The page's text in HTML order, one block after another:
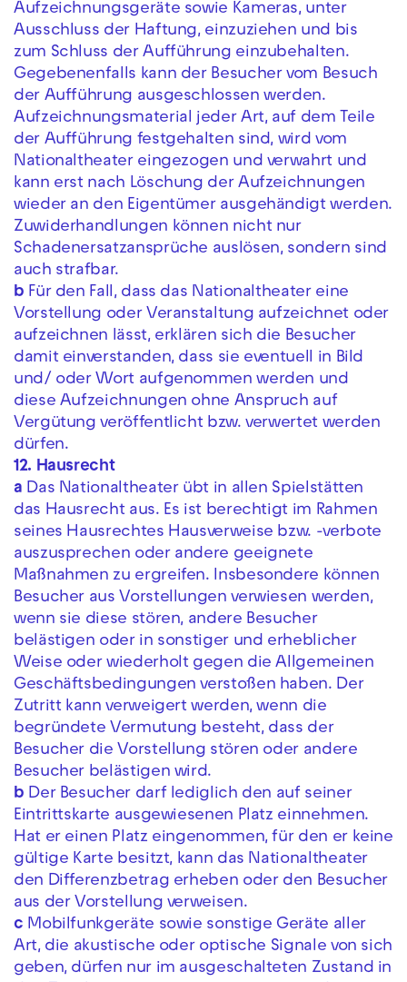
Aufzeichnungsgeräte sowie Kameras, unter
Ausschluss der Haftung, einzuziehen und bis
zum Schluss der Aufführung einzubehalten.
Gegebenenfalls kann der Besucher vom Besuch
der Aufführung ausgeschlossen werden.
Aufzeichnungsmaterial jeder Art, auf dem Teile
der Aufführung festgehalten sind, wird vom
Nationaltheater eingezogen und verwahrt und
kann erst nach Löschung der Aufzeichnungen
wieder an den Eigentümer ausgehändigt werden.
Zuwiderhandlungen können nicht nur
Schadenersatzansprüche auslösen, sondern sind
auch strafbar.
b Für den Fall, dass das Nationaltheater eine
Vorstellung oder Veranstaltung aufzeichnet oder
aufzeichnen lässt, erklären sich die Besucher
damit einverstanden, dass sie eventuell in Bild
und/ oder Wort aufgenommen werden und
diese Aufzeichnungen ohne Anspruch auf
Vergütung veröffentlicht bzw. verwertet werden
dürfen.
12. Hausrecht
a Das Nationaltheater übt in allen Spielstätten
das Hausrecht aus. Es ist berechtigt im Rahmen
seines Hausrechtes Hausverweise bzw. -verbote
auszusprechen oder andere geeignete
Maßnahmen zu ergreifen. Insbesondere können
Besucher aus Vorstellungen verwiesen werden,
wenn sie diese stören, andere Besucher
belästigen oder in sonstiger und erheblicher
Weise oder wiederholt gegen die Allgemeinen
Geschäftsbedingungen verstoßen haben. Der
Zutritt kann verweigert werden, wenn die
begründete Vermutung besteht, dass der
Besucher die Vorstellung stören oder andere
Besucher belästigen wird.
b Der Besucher darf lediglich den auf seiner
Eintrittskarte ausgewiesenen Platz einnehmen.
Hat er einen Platz eingenommen, für den er keine
gültige Karte besitzt, kann das Nationaltheater
den Differenzbetrag erheben oder den Besucher
aus der Vorstellung verweisen.
c Mobilfunkgeräte sowie sonstige Geräte aller
Art, die akustische oder optische Signale von sich
geben, dürfen nur im ausgeschalteten Zustand in